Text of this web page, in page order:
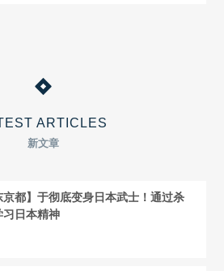
ARTICLES
新文章
京都】于彻底变身日本武士！通过杀
习日本精神